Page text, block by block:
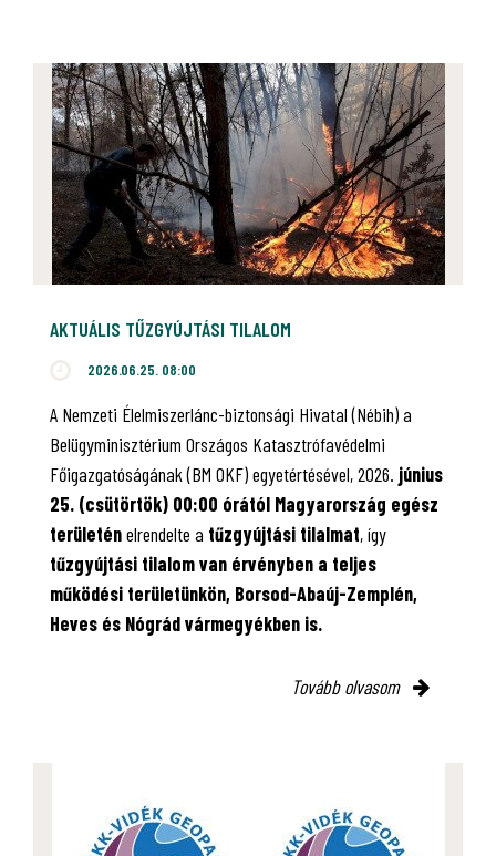
AKTUÁLIS TŰZGYÚJTÁSI TILALOM
2026.06.25. 08:00
A Nemzeti Élelmiszerlánc-biztonsági Hivatal (Nébih) a
Belügyminisztérium Országos Katasztrófavédelmi
Főigazgatóságának (BM OKF) egyetértésével, 2026. június
25. (csütörtök) 00:00 órától Magyarország egész
területénelrendelte a tűzgyújtási tilalmat, így
tűzgyújtási tilalom van érvényben a teljes
működési területünkön, Borsod-Abaúj-Zemplén,
Heves és Nógrád vármegyékben is.
Tovább olvasom